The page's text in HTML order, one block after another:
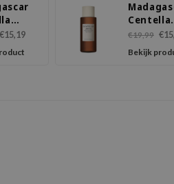
€15,19
Centella
Probio-
Essence
€19,99
Bekijk